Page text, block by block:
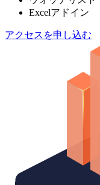
Excelアドイン
アクセスを申し込む